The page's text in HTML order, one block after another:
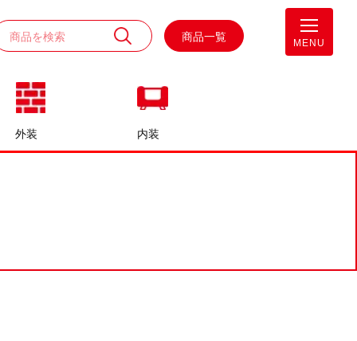
商品一覧
外装 内装
MENU